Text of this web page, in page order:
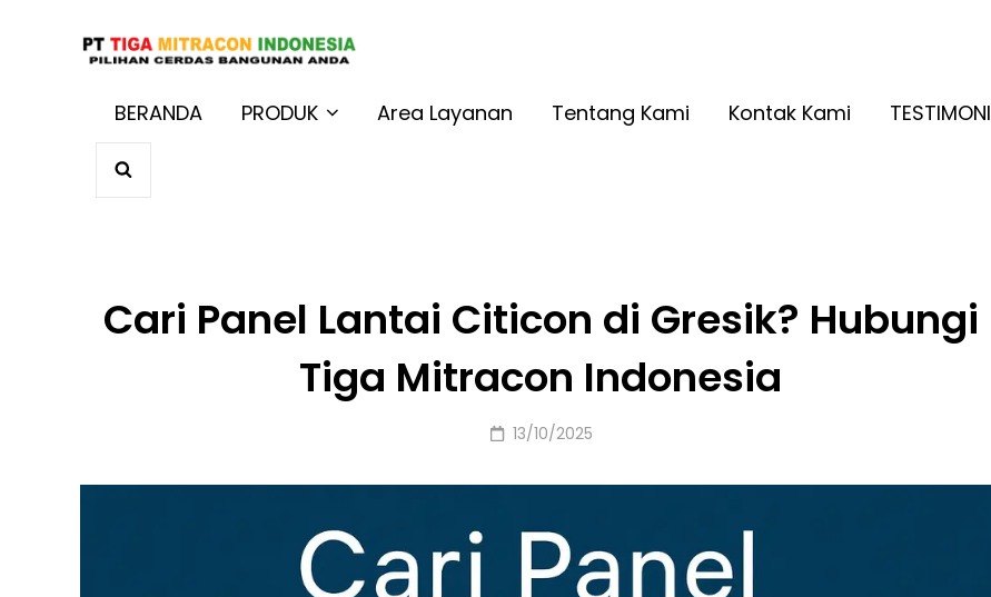
BERANDA PRODUK Area Layanan Tentang Kami Kontak Kami TESTIMONI
Cari Panel Lantai Citicon di Gresik? Hubungi
Tiga Mitracon Indonesia
Posted
13/10/2025